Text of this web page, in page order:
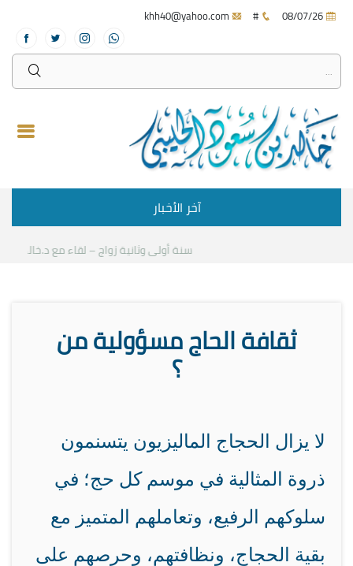
#
آخر الأخبار
سنة أولى وثانية زواج – لقاء مع د.خالد الحليبي
ثقافة الحاج مسؤولية من
؟
لا يزال الحجاج الماليزيون يتسنمون
ذروة المثالية في موسم كل حج؛ في
سلوكهم الرفيع، وتعاملهم المتميز مع
بقية الحجاج، ونظافتهم، وحرصهم على